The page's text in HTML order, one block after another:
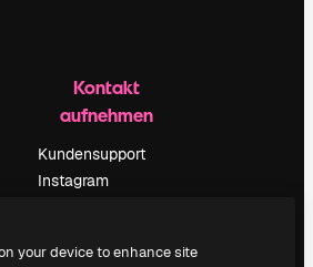
Kontakt
aufnehmen
Kundensupport
Instagram
TikTok
your device to enhance site